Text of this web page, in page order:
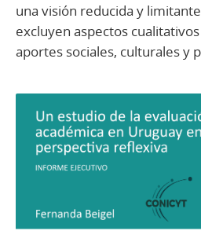
una visión reducida y
excluyen aspectos
aportes sociales, culturales y